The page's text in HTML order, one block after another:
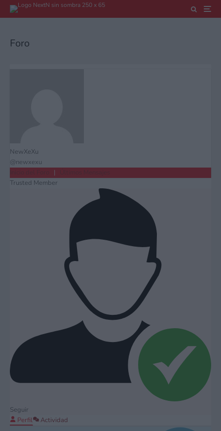
Foro
NewXeXu
@newxexu
|
Trusted Member
Seguir
Perfil
Actividad